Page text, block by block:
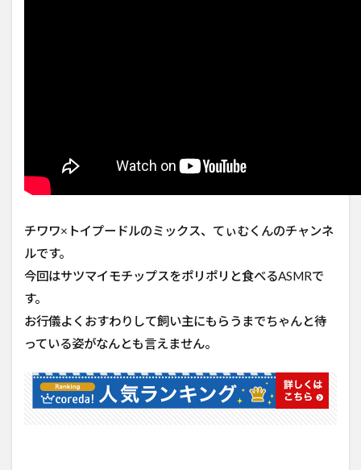
チワワ×トイプードルのミックス、てぃむくんのチャンネ
ルです。
今回はサツマイモチップスをポリポリと食べるASMRで
す。
お行儀よくおすわりして飼い主にもらうまでちゃんと待
っている姿がなんとも言えません。